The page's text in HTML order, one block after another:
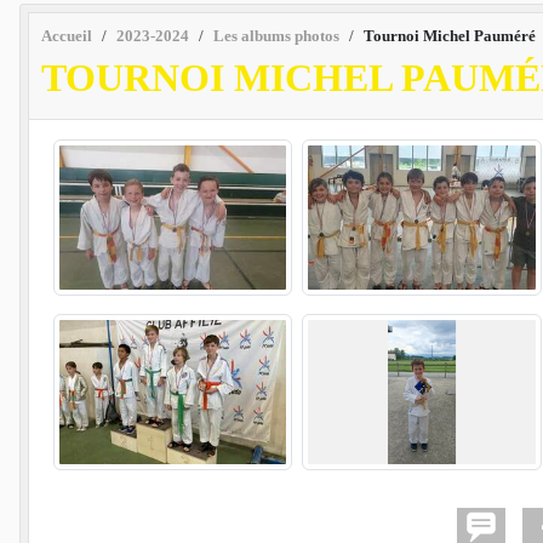
Accueil 2023-2024 Les albums photos Tournoi Michel Pauméré
TOURNOI MICHEL